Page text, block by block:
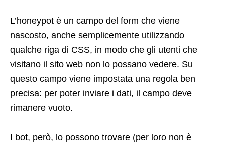
L’honeypot è un campo del form che viene
nascosto, anche semplicemente utilizzando
qualche riga di CSS, in modo che gli utenti che
visitano il sito web non lo possano vedere. Su
questo campo viene impostata una regola ben
precisa: per poter inviare i dati, il campo deve
rimanere vuoto.
I bot, però, lo possono trovare (per loro non è